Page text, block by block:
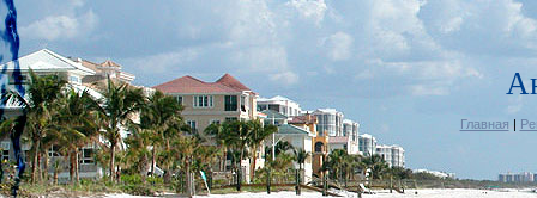
Главная |